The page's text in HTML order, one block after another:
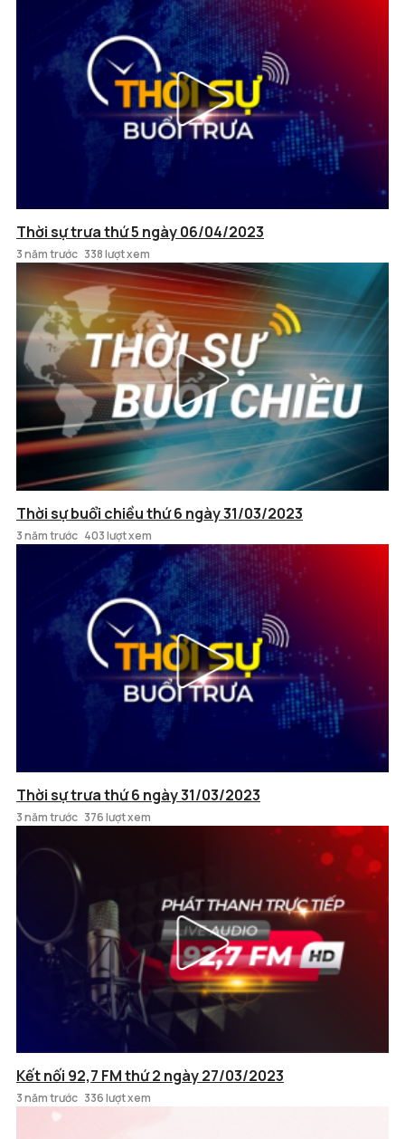
Thời sự trưa thứ 5 ngày 06/04/2023
3 năm trước 338 lượt xem
Thời sự buổi chiều thứ 6 ngày 31/03/2023
3 năm trước 403 lượt xem
Thời sự trưa thứ 6 ngày 31/03/2023
3 năm trước 376 lượt xem
Kết nối 92,7 FM thứ 2 ngày 27/03/2023
3 năm trước 336 lượt xem